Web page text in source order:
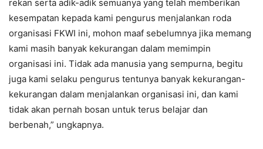
rekan serta adik-adik semuanya yang telah memberikan
kesempatan kepada kami pengurus menjalankan roda
organisasi FKWI ini, mohon maaf sebelumnya jika memang
kami masih banyak kekurangan dalam memimpin
organisasi ini. Tidak ada manusia yang sempurna, begitu
juga kami selaku pengurus tentunya banyak kekurangan-
kekurangan dalam menjalankan organisasi ini, dan kami
tidak akan pernah bosan untuk terus belajar dan
berbenah,” ungkapnya.